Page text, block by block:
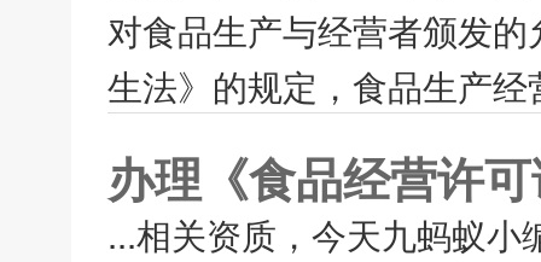
对食品生产与经营者颁发
生法》的规定，食品生产
办理《食品经营许
...相关资质，今天九蚂蚁